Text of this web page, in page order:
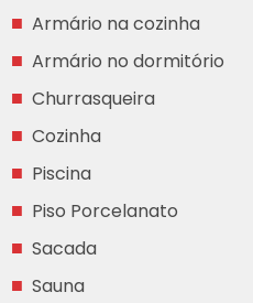
Armário na cozinha
Armário no dormitório
Churrasqueira
Cozinha
Piscina
Piso Porcelanato
Sacada
Sauna